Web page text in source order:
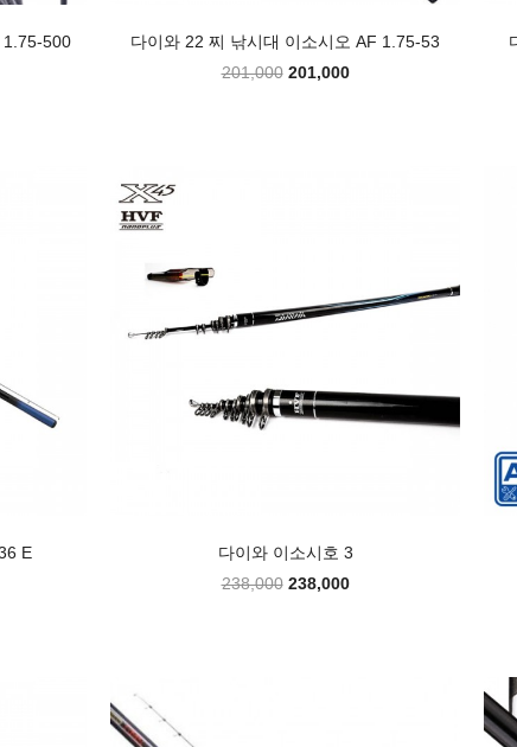
1.75-500
다이와 22 찌 낚시대 이소시오 AF 1.75-53
201,000 201,000
E
다이와 이소시호 3
238,000 238,000